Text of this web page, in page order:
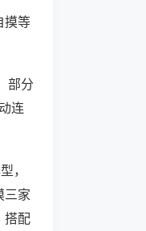
摸等
部分
连
，
三家
搭配